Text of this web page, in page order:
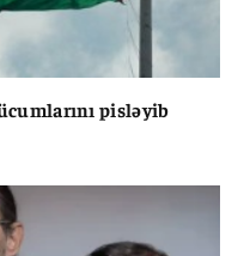
pisləyib